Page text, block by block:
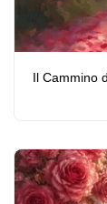
Il Cammino